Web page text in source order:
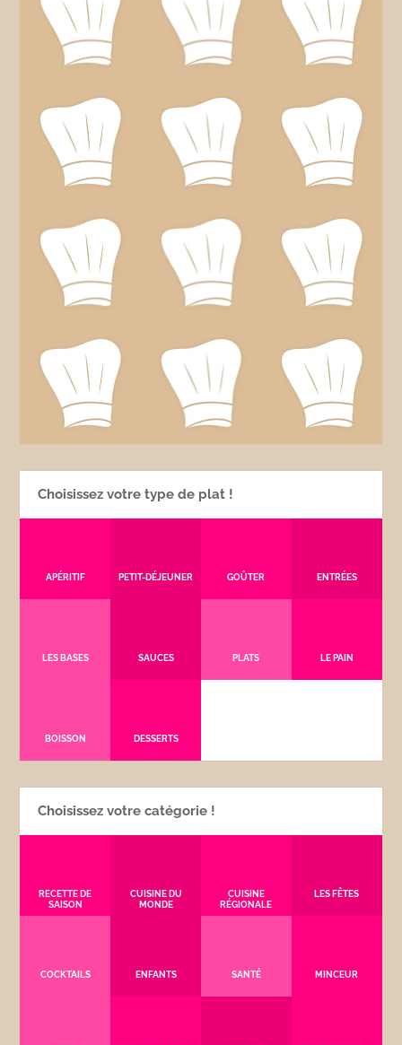
Choisissez votre type de plat !
APÉRITIF PETIT-DÉJEUNER GOÛTER ENTRÉES
LES BASES SAUCES PLATS LE PAIN
BOISSON DESSERTS
Choisissez votre catégorie !
RECETTE DE
SAISON
CUISINE DU
MONDE
CUISINE
RÉGIONALE
LES FÊTES
COCKTAILS ENFANTS SANTÉ MINCEUR